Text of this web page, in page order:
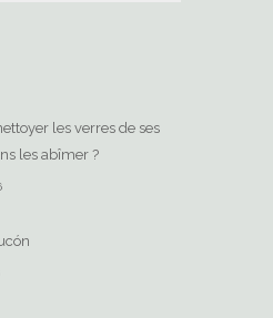
les verres de ses
les abîmer ?